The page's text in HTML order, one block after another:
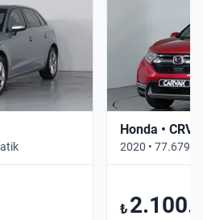
Honda • CRV
2020 • 77.679
₺